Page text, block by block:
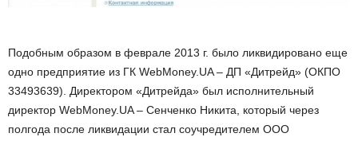
Подобным образом в феврале 2013 г. было ликвидировано еще
одно предприятие из ГК WebMoney.UA – ДП «Дитрейд» (ОКПО
33493639). Директором «Дитрейда» был исполнительный
директор WebMoney.UA – Сенченко Никита, который через
полгода после ликвидации стал соучредителем ООО